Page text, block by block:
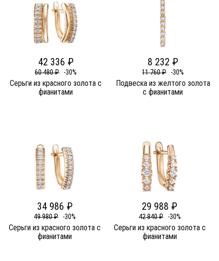
42 336 ₽
60 480 ₽ -30%
Серьги из красного золота c
фианитами
8 232 ₽
11 760 ₽ -30%
Подвеска из желтого золота
c фианитами
34 986 ₽
49 980 ₽ -30%
Серьги из красного золота c
фианитами
29 988 ₽
42 840 ₽ -30%
Серьги из красного золота c
фианитами